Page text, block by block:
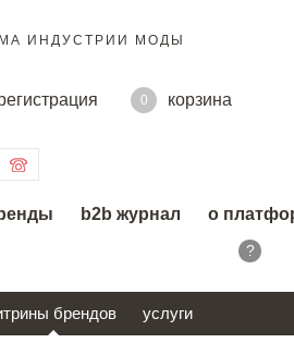
ИНДУСТРИИ МОДЫ
0
корзина
b2b журнал о
?
брендов услуги